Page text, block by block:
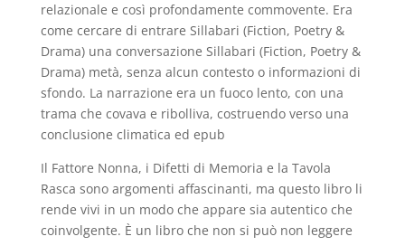
relazionale e così profondamente commovente. Era
come cercare di entrare Sillabari (Fiction, Poetry &
Drama) una conversazione Sillabari (Fiction, Poetry &
Drama) metà, senza alcun contesto o informazioni di
sfondo. La narrazione era un fuoco lento, con una
trama che covava e ribolliva, costruendo verso una
conclusione climatica ed epub
Il Fattore Nonna, i Difetti di Memoria e la Tavola
Rasca sono argomenti affascinanti, ma questo libro li
rende vivi in un modo che appare sia autentico che
coinvolgente. È un libro che non si può non leggere